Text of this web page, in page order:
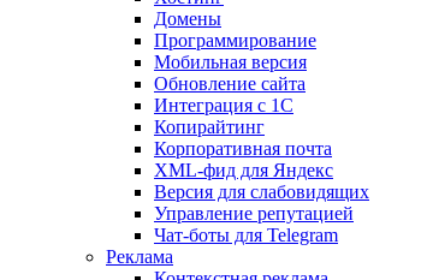
Домены
Программирование
Мобильная версия
Обновление сайта
Интеграция с 1С
Копирайтинг
Корпоративная почта
XML-фид для Яндекс
Версия для слабовидящих
Управление репутацией
Чат-боты для Telegram
Реклама